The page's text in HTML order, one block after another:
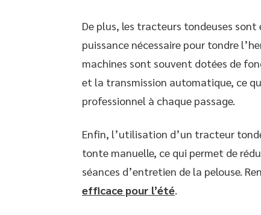
De plus, les tracteurs tondeuses
puissance nécessaire pour tondre
machines sont souvent dotées de
et la transmission automatique, ce
professionnel à chaque passage.
Enfin, l’utilisation d’un tracteur
tonte manuelle, ce qui permet de
séances d’entretien de la pelouse.
efficace pour l’été.